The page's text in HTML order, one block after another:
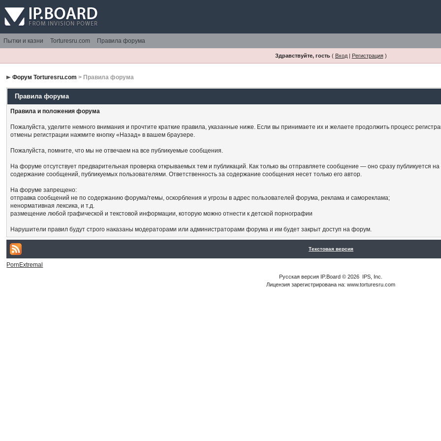
Пытки и казни Torturesru.com Правила форума
Здравствуйте, гость( Вход| Регистрация)
Форум Torturesru.com > Правила форума
Правила форума
Правила и положения форума
Пожалуйста, уделите немного внимания и прочтите краткие правила, указанные ниже. Если вы принимаете их и желаете продолжить процесс
отмены регистрации нажмите кнопку «Назад» в вашем браузере.
Пожалуйста, помните, что мы не отвечаем на все публикуемые сообщения.
На форуме отсутствует предварительная проверка открываемых тем и публикаций. Как только вы отправляете сообщение — оно сразу публикуется
содержание сообщений, публикуемых пользователями. Ответственность за содержание сообщения несет только его автор.
На форуме запрещено:
отправка сообщений не по содержанию форума/темы, оскорбления и угрозы в адрес пользователей форума, реклама и самореклама;
ненормативная лексика, и т.д.
размещение любой графической и текстовой информации, которую можно отнести к детской порнографии
Нарушители правил будут строго наказаны модераторами или администраторами форума и им будет закрыт доступ на форум.
Текстовая версия
PornExtremal
Русская версия IP.Board© 2026 IPS, Inc
Лицензия зарегистрирована на: www.torturesru.com